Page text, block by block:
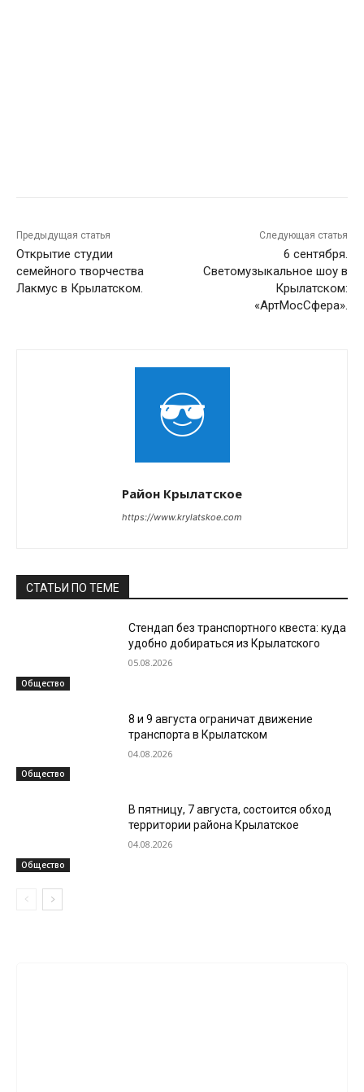
Предыдущая статья
Открытие студии
семейного творчества
Лакмус в Крылатском.
Следующая статья
6 сентября.
Светомузыкальное шоу в
Крылатском:
«АртМосСфера».
Район Крылатское
https://www.krylatskoe.com
СТАТЬИ ПО ТЕМЕ
Общество
Стендап без транспортного квеста: куда
удобно добираться из Крылатского
05.08.2026
Общество
8 и 9 августа ограничат движение
транспорта в Крылатском
04.08.2026
Общество
В пятницу, 7 августа, состоится обход
территории района Крылатское
04.08.2026